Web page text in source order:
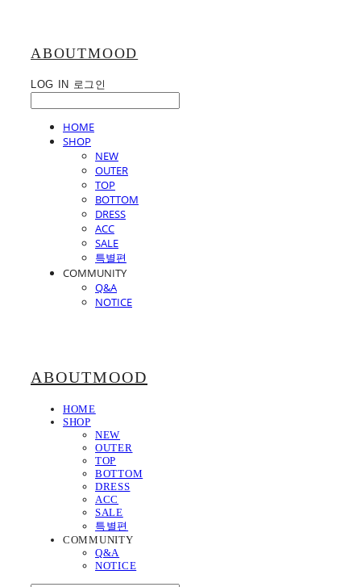
ABOUTMOOD
LOG IN 로그인
HOME
SHOP
NEW
OUTER
TOP
BOTTOM
DRESS
ACC
SALE
특별편
COMMUNITY
Q&A
NOTICE
ABOUTMOOD
HOME
SHOP
NEW
OUTER
TOP
BOTTOM
DRESS
ACC
SALE
특별편
COMMUNITY
Q&A
NOTICE